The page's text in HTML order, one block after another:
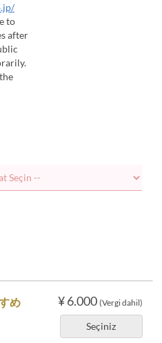
to
after
¥ 6.000 (Vergi dahil)
Seçiniz
め